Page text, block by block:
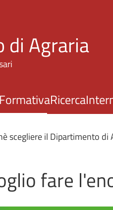
di Agraria
Ricerca
scegliere il Dipartimento di
fare